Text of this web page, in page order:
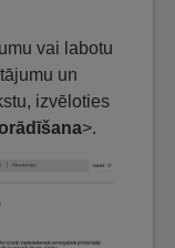
vai labotu
un
izvēloties
>.